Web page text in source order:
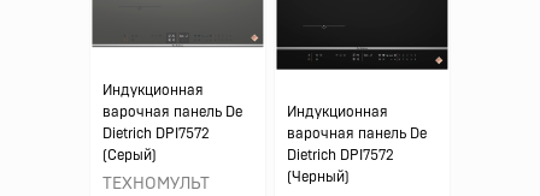
Индукционная
варочная панель De
Dietrich DPI7572
(Серый)
ТЕХНОМУЛЬТ
Индукционная
варочная панель De
Dietrich DPI7572
(Черный)